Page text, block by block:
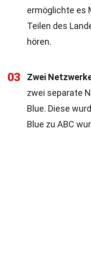
ermöglichte es
Teilen des
hören.
03 Zwei
zwei separate
Blue. Diese
Blue zu ABC